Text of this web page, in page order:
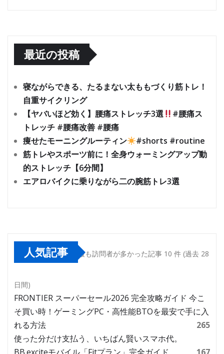
最近の投稿
寝ながらできる、たるまない太ももづくり筋トレ！
自重サイクリング
【ヤバいほど効く】腰痛ストレッチ3選
#腰痛ス
トレッチ #腰痛改善 #腰痛
痩せたモーニングルーティン
#shorts #routine
筋トレやスポーツ前に！全身ウォーミングアップ動
的ストレッチ【6分間】
エアロバイクに乗りながら二の腕筋トレ3選
人気記事 最も訪問者が多かった記事 10 件 (過去 28
日間)
FRONTIER スーパーセール2026 完全攻略ガイド 今こ
そ買い時！ゲーミングPC・高性能BTOを最安で手に入
れる方法
265
使った分だけ支払う、いちばん賢いスマホ代。